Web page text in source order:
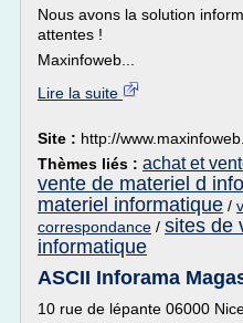
Nous avons la solution
attentes !
Maxinfoweb...
Lire la suite
Site : http://
Thèmes liés : achat et
vente de materiel d
materiel informatique /
correspondance / sites de
informatique
ASCII Inforama
10 rue de lépante 06000